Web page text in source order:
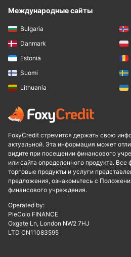
Международные сайты
Bulgaria
Danmark
Estonia
Suomi
Lithuania
FoxyCredit стремится держать свою
актуальной. Эта информация может
видите при посещении финансового
или сайта определенного продукта.
торговые продукты и услуги
предложения, ознакомьтесь с
финансового учреждения.
Operated by:
PieColo FINANCE
Oxgate Ln, London NW2 7HJ
LTD CN11083595